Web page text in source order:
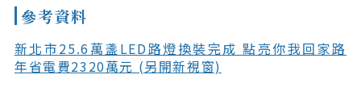
參考資料
新北市25.6萬盞LED路燈換裝完成 點亮你我回家路
年省電費2320萬元 (另開新視窗)